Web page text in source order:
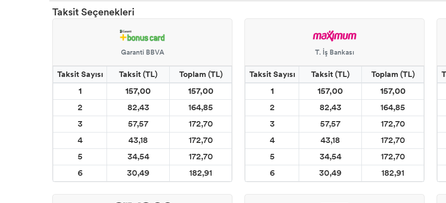
Taksit Seçenekleri
Garanti BBVA
Taksit Sayısı Taksit (TL)
Toplam (TL)
1
157,00
157,00
2
82,43
164,85
3
57,57
172,70
4
43,18
172,70
5
34,54
172,70
6
30,49 182,91
T. İş Bankası
Taksit Sayısı Taksit (TL)
Toplam (TL)
1
157,00
157,00
2
82,43
164,85
3
57,57
172,70
4
43,18
172,70
5
34,54
172,70
6
30,49 182,91
CADENCE ESKİTME BOYALAR
CADENCE HARMONY AKRİLİK BOYA
CADENCE REFLECTIQUE EFFECT BOYA
CADENCE STYLE MAT AKRİLİK BOYA
CADENCE PARMAK YALDIZLAR
CADENCE DORA METALİK BOYALAR
CADENCE ONE COAT FINISH DUVAR BOYASI
COSMOS DOĞAL MAT SERAMİK EFEKT BOYA